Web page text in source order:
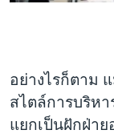
อย่างไรก็ตาม
สไตล์การบริห
แยกเป็นฝักฝ่า